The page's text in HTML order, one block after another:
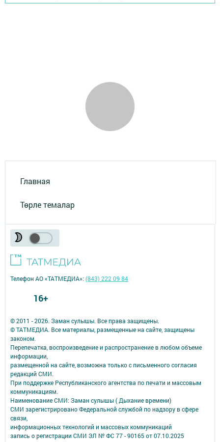
Главная
Төрле темалар
© 2011 - 2026. Заман сулышы. Все права защищены.
© ТАТМЕДИА. Все материалы, размещенные на сайте, защищены
законом.
Перепечатка, воспроизведение и распространение в любом объеме
информации,
размещенной на сайте, возможна только с письменного согласия
редакций СМИ.
При поддержке Республиканского агентства по печати и массовым
коммуникациям.
Наименование СМИ: Заман сулышы ( Дыхание времени)
СМИ зарегистрировано Федеральной службой по надзору в сфере
связи,
информационных технологий и массовых коммуникаций
запись о регистрации СМИ ЭЛ № ФС 77 - 90165 от 07.10.2025
Телефон АО «ТАТМЕДИА»:(843) 222 09 84
16+